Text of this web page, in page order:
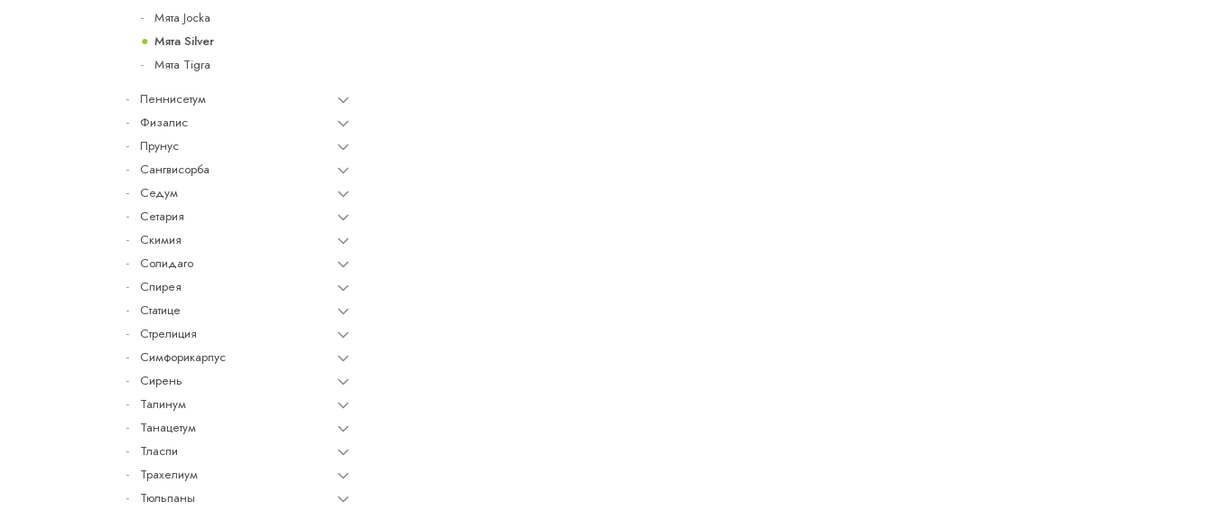
Мята Jocka
Мята Silver
Мята Tigra
Пеннисетум
Физалис
Прунус
Сангвисорба
Седум
Сетария
Скимия
Солидаго
Спирея
Статице
Стрелиция
Симфорикарпус
Сирень
Талинум
Танацетум
Тласпи
Трахелиум
Тюльпаны